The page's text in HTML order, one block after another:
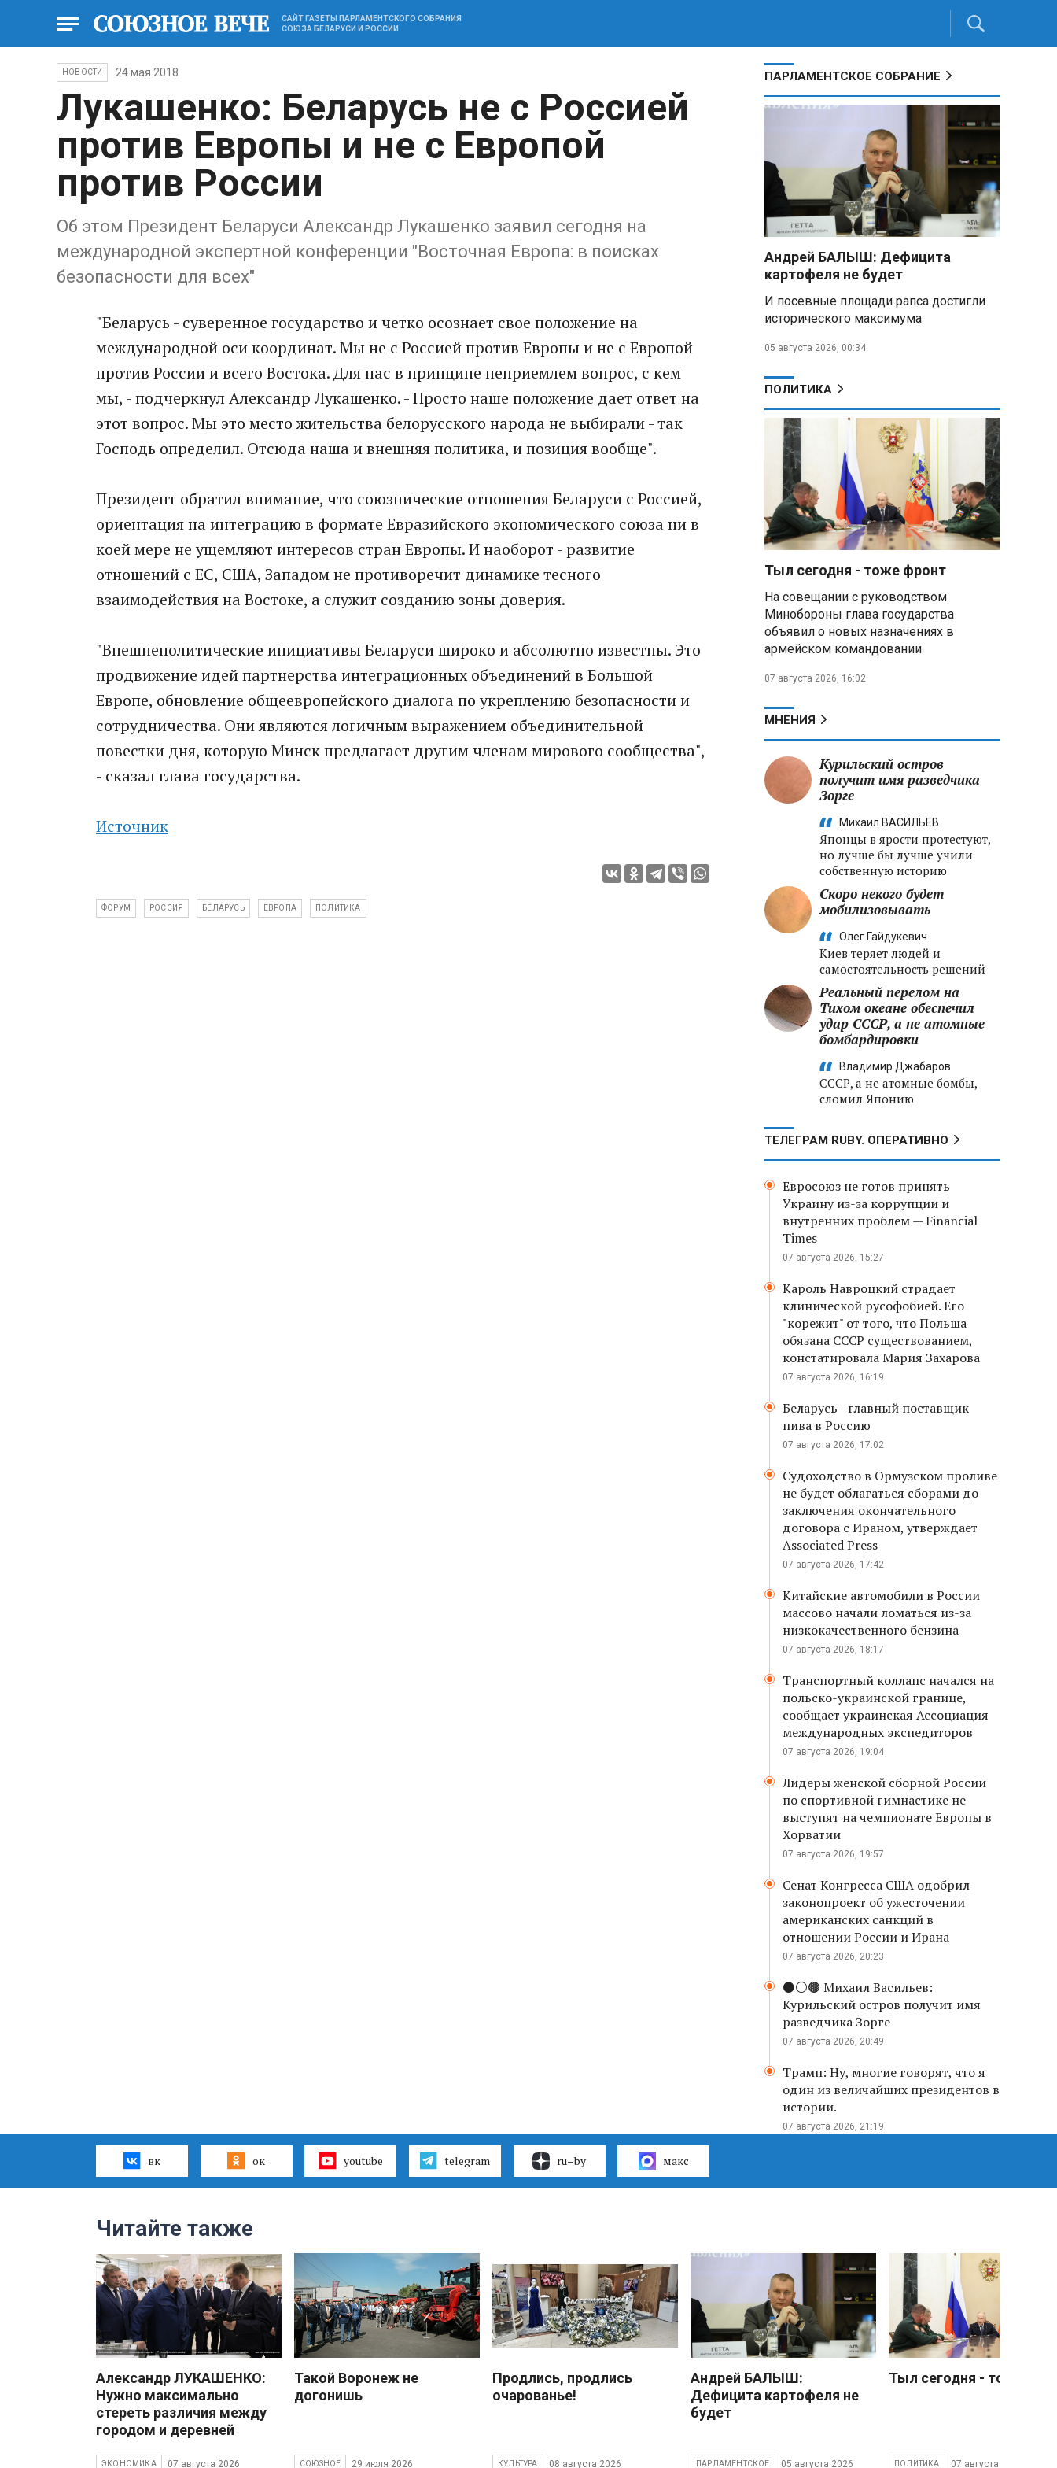
САЙТ ГАЗЕТЫ ПАРЛАМЕНТСКОГО СОБРАНИЯ
СОЮЗА БЕЛАРУСИ И РОССИИ
НОВОСТИ 24 мая 2018
Лукашенко: Беларусь не с Россией
против Европы и не с Европой
против России
Об этом Президент Беларуси Александр Лукашенко заявил сегодня на
международной экспертной конференции "Восточная Европа: в поисках
безопасности для всех"
"Беларусь - суверенное государство и четко осознает свое положение на
международной оси координат. Мы не с Россией против Европы и не с Европой
против России и всего Востока. Для нас в принципе неприемлем вопрос, с кем
мы, - подчеркнул Александр Лукашенко. - Просто наше положение дает ответ на
этот вопрос. Мы это место жительства белорусского народа не выбирали - так
Господь определил. Отсюда наша и внешняя политика, и позиция вообще".
Президент обратил внимание, что союзнические отношения Беларуси с Россией,
ориентация на интеграцию в формате Евразийского экономического союза ни в
коей мере не ущемляют интересов стран Европы. И наоборот - развитие
отношений с ЕС, США, Западом не противоречит динамике тесного
взаимодействия на Востоке, а служит созданию зоны доверия.
"Внешнеполитические инициативы Беларуси широко и абсолютно известны. Это
продвижение идей партнерства интеграционных объединений в Большой
Европе, обновление общеевропейского диалога по укреплению безопасности и
сотрудничества. Они являются логичным выражением объединительной
повестки дня, которую Минск предлагает другим членам мирового сообщества",
- сказал глава государства.
Источник
ФОРУМ РОССИЯ БЕЛАРУСЬ ЕВРОПА ПОЛИТИКА
ПАРЛАМЕНТСКОЕ СОБРАНИЕ
Андрей БАЛЫШ: Дефицита
картофеля не будет
И посевные площади рапса достигли
исторического максимума
05 августа 2026, 00:34
ПОЛИТИКА
Тыл сегодня - тоже фронт
На совещании с руководством
Минобороны глава государства
объявил о новых назначениях в
армейском командовании
07 августа 2026, 16:02
МНЕНИЯ
Курильский остров
получит имя разведчика
Зорге
Михаил ВАСИЛЬЕВ
Японцы в ярости протестуют,
но лучше бы лучше учили
собственную историю
Скоро некого будет
мобилизовывать
Олег Гайдукевич
Киев теряет людей и
самостоятельность решений
Реальный перелом на
Тихом океане обеспечил
удар СССР, а не атомные
бомбардировки
Владимир Джабаров
СССР, а не атомные бомбы,
сломил Японию
ТЕЛЕГРАМ RUBY. ОПЕРАТИВНО
Евросоюз не готов принять
Украину из-за коррупции и
внутренних проблем — Financial
Times
07 августа 2026, 15:27
Кароль Навроцкий страдает
клинической русофобией. Его
"корежит" от того, что Польша
обязана СССР существованием,
констатировала Мария Захарова
07 августа 2026, 16:19
Беларусь - главный поставщик
пива в Россию
07 августа 2026, 17:02
Судоходство в Ормузском проливе
не будет облагаться сборами до
заключения окончательного
договора с Ираном, утверждает
Associated Press
07 августа 2026, 17:42
Китайские автомобили в России
массово начали ломаться из-за
низкокачественного бензина
07 августа 2026, 18:17
Транспортный коллапс начался на
польско-украинской границе,
сообщает украинская Ассоциация
международных экспедиторов
07 августа 2026, 19:04
Лидеры женской сборной России
по спортивной гимнастике не
выступят на чемпионате Европы в
Хорватии
07 августа 2026, 19:57
Сенат Конгресса США одобрил
законопроект об ужесточении
американских санкций в
отношении России и Ирана
07 августа 2026, 20:23
⚫️⚪️🟤 Михаил Васильев:
Курильский остров получит имя
разведчика Зорге
07 августа 2026, 20:49
Трамп: Ну, многие говорят, что я
один из величайших президентов в
истории.
07 августа 2026, 21:19
вк ок youtube telegram ru–by макс
Читайте также
Александр ЛУКАШЕНКО:
Нужно максимально
стереть различия между
городом и деревней
ЭКОНОМИКА 07 августа 2026
Такой Воронеж не
догонишь
СОЮЗНОЕ 29 июля 2026
Продлись, продлись
очарованье!
КУЛЬТУРА 08 августа 2026
Андрей БАЛЫШ:
Дефицита картофеля не
будет
ПАРЛАМЕНТСКОЕ 05 августа 2026
Тыл сегодня - тоже
ПОЛИТИКА 07 августа 2026